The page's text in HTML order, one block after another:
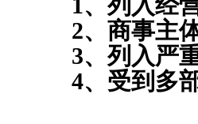
恭喜陈总公司注册成功
恭喜闻*餐饮注销成功
恭喜杭州*贸易签约公司注册
恭喜六*贸易成功代账
1、列入经
2、商事主
3、列入严
4、受到多